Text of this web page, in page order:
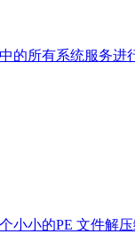
的所有系统服务
小的PE 文件解